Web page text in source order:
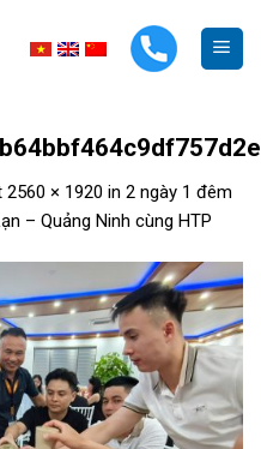
2560 × 1920 in 2 ngày 1 đêm
– Quảng Ninh cùng HTP